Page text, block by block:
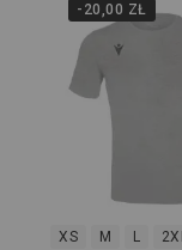
-20,00 ZŁ
XS M L 2XL